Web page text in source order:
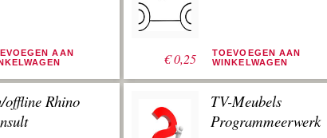
AAN
€0,25
TOEVOEGEN AAN
WINKELWAGEN
offline Rhino
TV-Meubels
Programmeerwerk